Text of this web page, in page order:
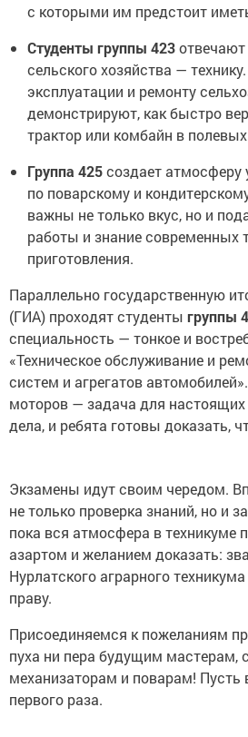
с которыми им предстоит
Студенты группы 423отвечают
сельского хозяйства —
эксплуатации и ремонту
демонстрируют, как быстро
трактор или комбайн в
Группа 425создает атмосферу
по поварскому и
важны не только вкус, но и
работы и знание современных
приготовления.
Параллельно государственную
(ГИА) проходят студенты группы
специальность — тонкое и
«Техническое обслуживание и
систем и агрегатов
моторов — задача для настоящих
дела, и ребята готовы доказать,
Экзамены идут своим чередом.
не только проверка знаний, но и
пока вся атмосфера в техникуме
азартом и желанием доказать:
Нурлатского аграрного
праву.
Присоединяемся к пожеланиям
пуха ни пера будущим мастерам,
механизаторам и поварам! Пусть
первого раза.